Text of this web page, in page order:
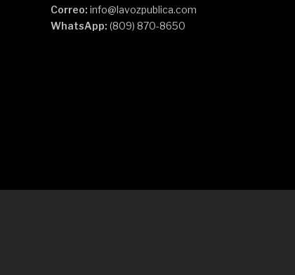
Correo: info@lavozpublica.com
WhatsApp: (809) 870-8650